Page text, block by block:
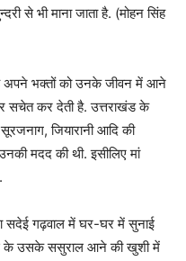
से भी माना जाता है. (मोहन सिंह
अपने भक्तों को उनके जीवन में आने
सचेत कर देती है. उत्तराखंड के
जियारानी आदि की
मदद की थी. इसीलिए मां
सदेई गढ़वाल में घर-घर में सुनाई
के उसके ससुराल आने की खुशी में